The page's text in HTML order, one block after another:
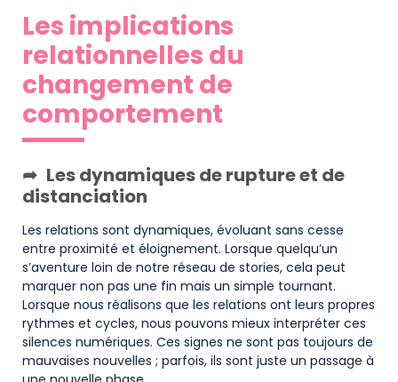
Les implications
relationnelles du
changement de
comportement
Les dynamiques de rupture et de
distanciation
Les relations sont dynamiques, évoluant sans cesse
entre proximité et éloignement. Lorsque quelqu’un
s’aventure loin de notre réseau de stories, cela peut
marquer non pas une fin mais un simple tournant.
Lorsque nous réalisons que les relations ont leurs propres
rythmes et cycles, nous pouvons mieux interpréter ces
silences numériques. Ces signes ne sont pas toujours de
mauvaises nouvelles ; parfois, ils sont juste un passage à